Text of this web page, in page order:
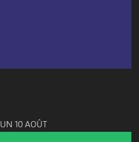
LUN 10 AOÛT